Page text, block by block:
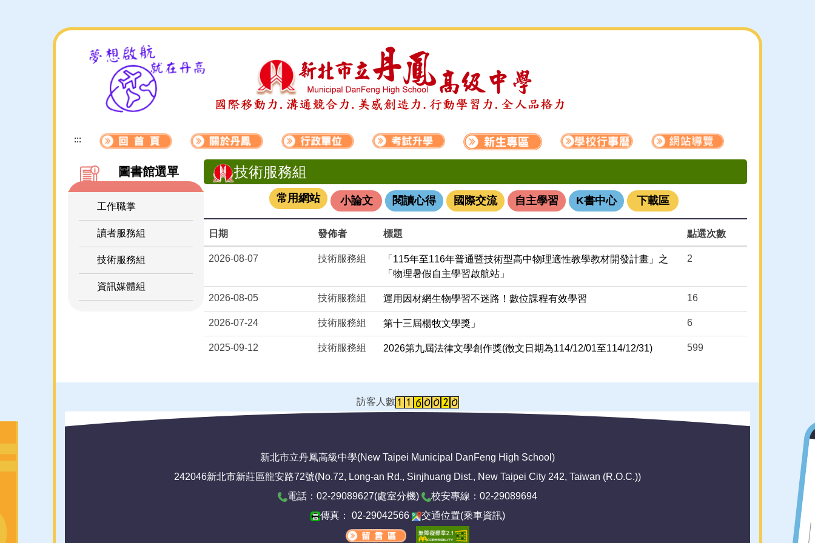
:::
圖書館選單
工作職掌
讀者服務組
技術服務組
資訊媒體組
技術服務組
常用網站 小論文 閱讀心得 國際交流 自主學習 K書中心 下載區
日期 發佈者 標題 點選次數
2026-08-07 技術服務組
「115年至116年普通暨技術型高中物理適性教學教材開發計畫」之
「物理暑假自主學習啟航站」
2
2026-08-05 技術服務組 運用因材網生物學習不迷路！數位課程有效學習 16
2026-07-24 技術服務組 第十三屆楊牧文學獎」 6
2025-09-12 技術服務組 2026第九屆法律文學創作獎(徵文日期為114/12/01至114/12/31) 599
訪客人數
新北市立丹鳳高級中學(New Taipei Municipal DanFeng High School)
242046新北市新莊區龍安路72號(No.72, Long-an Rd., Sinjhuang Dist., New Taipei City 242, Taiwan (R.O.C.))
電話：02-29089627(處室分機)
校安專線：02-29089694
傳真： 02-29042566
交通位置(乘車資訊)